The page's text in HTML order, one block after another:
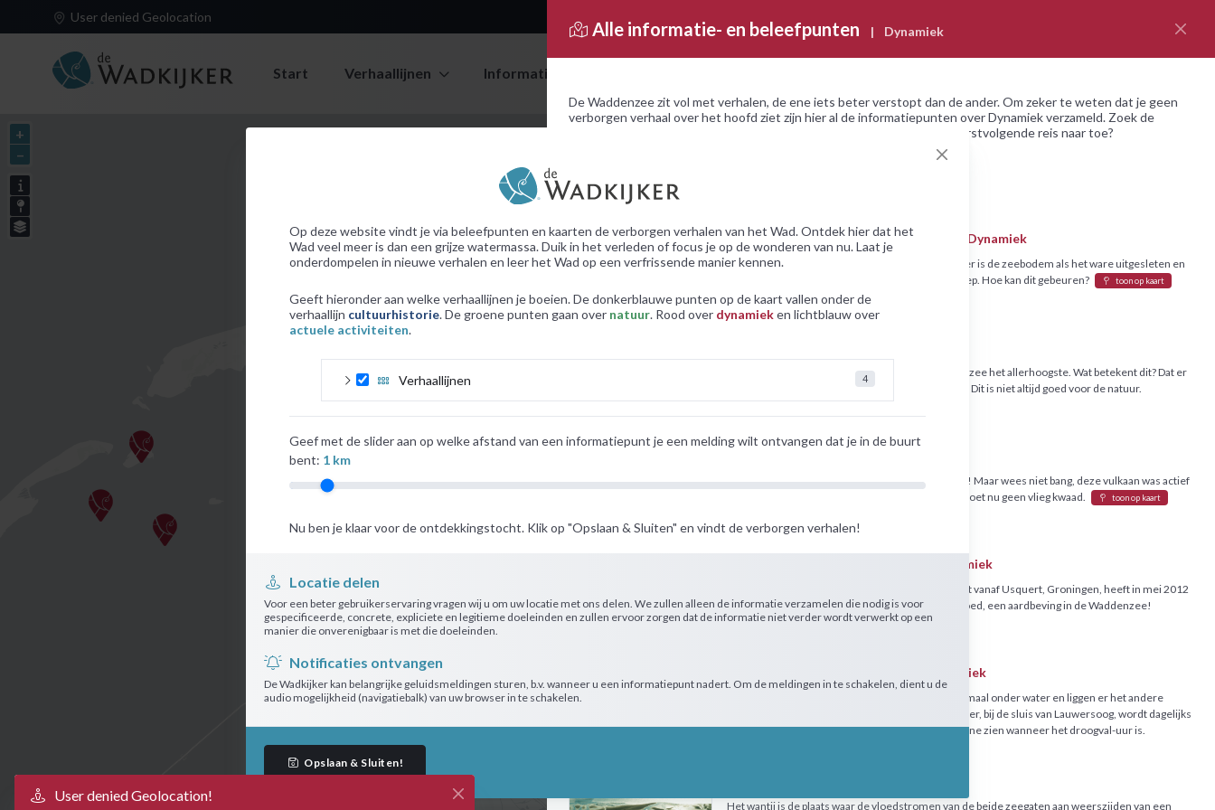
User denied Geolocation
Start Verhaallijnen Informatiepunten
+
–
info over verhaallijn
info over informatie- en beleefpunten
info over kaarten
Op deze website vindt je via beleefpunten en kaarten de verborgen verhalen van het Wad. Ontdek hier dat het
Wad veel meer is dan een grijze watermassa. Duik in het verleden of focus je op de wonderen van nu. Laat je
onderdompelen in nieuwe verhalen en leer het Wad op een verfrissende manier kennen.
Geeft hieronder aan welke verhaallijnen je boeien. De donkerblauwe punten op de kaart vallen onder de
verhaallijn cultuurhistorie. De groene punten gaan over natuur. Rood over dynamieken lichtblauw over
actuele activiteiten.
Verhaallijnen 4
Geef met de slider aan op welke afstand van een informatiepunt je een melding wilt ontvangen dat je in de buurt
bent: 1 km
Nu ben je klaar voor de ontdekkingstocht. Klik op "Opslaan & Sluiten" en vindt de verborgen verhalen!
Locatie delen
Voor een beter gebruikerservaring vragen wij u om uw locatie met ons delen. We zullen alleen de informatie verzamelen die nodig is voor
gespecificeerde, concrete, expliciete en legitieme doeleinden en zullen ervoor zorgen dat de informatie niet verder wordt verwerkt op een
manier die onverenigbaar is met die doeleinden.
Notificaties ontvangen
De Wadkijker kan belangrijke geluidsmeldingen sturen, b.v. wanneer u een informatiepunt nadert. Om de meldingen in te schakelen, dient u de
audio mogelijkheid (navigatiebalk) van uw browser in te schakelen.
Opslaan & Sluiten!
Alle informatie- en beleefpunten | Dynamiek
De Waddenzee zit vol met verhalen, de ene iets beter verstopt dan de ander. Om zeker te weten dat je geen
verborgen verhaal over het hoofd ziet zijn hier al de informatiepunten over Dynamiek verzameld. Zoek de
leukste punten uit en zie op de kaart waar ze liggen. Waar gaat jouw eerstvolgende reis naar toe?
Informatie- en beleefpunten
Zeegat tussen Den Helder en Texel Dynamiek
Door de grote stroming tussen Texel en Den Helder is de zeebodem als het ware uitgesleten en
bevindt zich hier een relatief diep gat – het Marsdiep. Hoe kan dit gebeuren?
toon op kaart
Hier in de Dollard is het slibgehalte van de Waddenzee het allerhoogste. Wat betekent dit? Dat er
hier heel veel plakkerige modder op de bodem ligt. Dit is niet altijd goed voor de natuur.
Ligt er een vulkaan onder de Waddenzee? Jazeker! Maar wees niet bang, deze vulkaan was actief
toen er nog dinosauriërs op aarde liepen, dus die doet nu geen vlieg kwaad.
toon op kaart
Dynamiek
In de Waddenzee, ongeveer 3 kilometer uit de kust vanaf Usquert, Groningen, heeft in mei 2012
een aardbeving plaats gevonden. Ja, je hoort het goed, een aardbeving in de Waddenzee!
toon op kaart
Dynamiek
Door het getij staat het Wad het ene moment helemaal onder water en liggen er het andere
moment grote stukken droog: het droogval-uur. Hier, bij de sluis van Lauwersoog, wordt dagelijks
een getijdenvoorspelling gedaan en kun je dus online zien wanneer het droogval-uur is.
Het wantij is de plaats waar de vloedstromen van de beide zeegaten aan weerszijden van een
User denied Geolocation!